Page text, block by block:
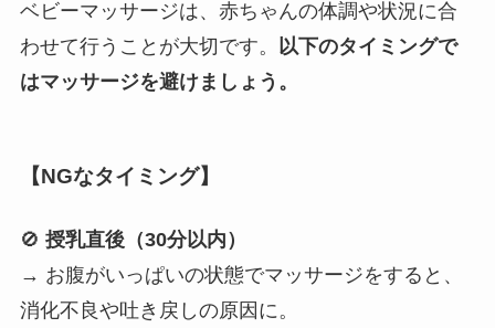
ベビーマッサージは、赤ちゃんの体調や状況に合
わせて行うことが大切です。 以下のタイミングで
はマッサージを避けましょう。
【NGなタイミング】
🚫 授乳直後（30分以内）
→ お腹がいっぱいの状態でマッサージをすると、
消化不良や吐き戻しの原因に。